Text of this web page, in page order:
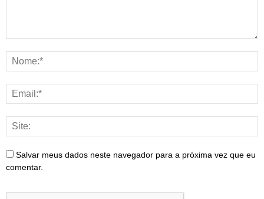
Salvar meus dados neste navegador para a próxima vez que eu
comentar.